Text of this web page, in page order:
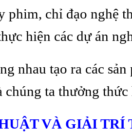
phim, chỉ đạo nghệ
hiện các dự án
nhau tạo ra các
ta thưởng thức
VÀ GIẢI TRÍ